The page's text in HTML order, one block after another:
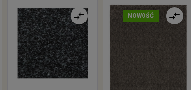
NOWOŚĆ